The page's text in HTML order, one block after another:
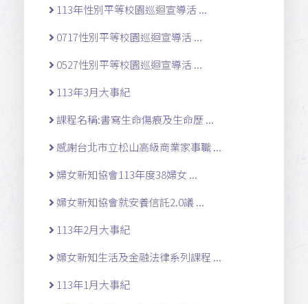
113年性別平等校園巡迴宣導活 ...
0717性別平等校園巡迴宣導活 ...
0527性別平等校園巡迴宣導活 ...
113年3月大事紀
課程名稱:書寫生命傷痕及生命歷 ...
感謝台北市立松山高級商業家事職 ...
婦女新知協會113年度38婦女 ...
婦女新知協會就安養信託2.0議 ...
113年2月大事紀
婦女新知生活及金融法律系列課程 ...
113年1月大事紀